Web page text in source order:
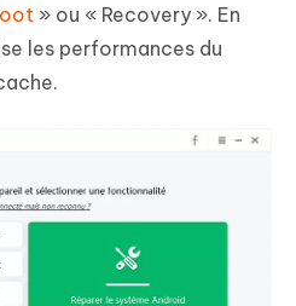
» ou « Recovery ». En
les performances du